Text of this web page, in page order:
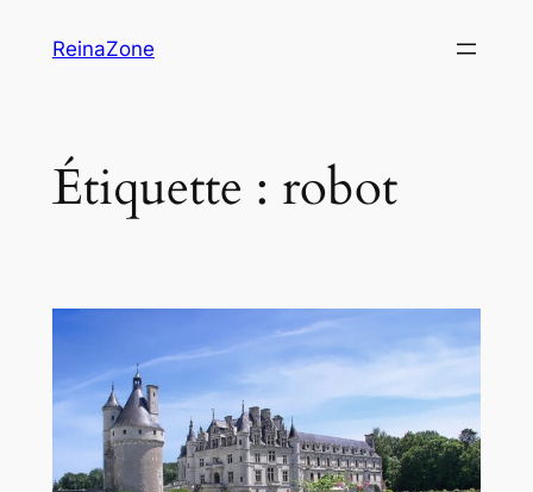
ReinaZone
Étiquette : robot